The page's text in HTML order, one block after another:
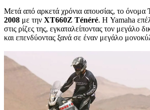
Μετά από αρκετά χρόνια απουσίας, το όνομα
2008 με την XT660Z Ténéré. Η Yamaha
στις ρίζες της, εγκαταλείποντας τον μεγάλο
και επενδύοντας ξανά σε έναν μεγάλο